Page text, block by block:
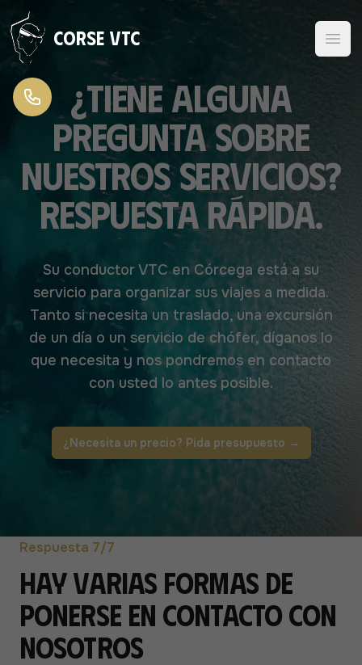
Ir al contenido
Corse VTC
¿Tiene alguna
pregunta sobre
nuestros servicios?
Respuesta rápida.
Su conductor VTC en Córcega está a su
servicio para organizar sus viajes a medida.
Tanto si necesita un traslado, una excursión
de un día o un servicio de chófer, díganos lo
que necesita y nos pondremos en contacto
con usted lo antes posible.
¿Necesita un precio? Pida presupuesto →
Respuesta 7/7
Hay varias formas de
ponerse en contacto con
nosotros